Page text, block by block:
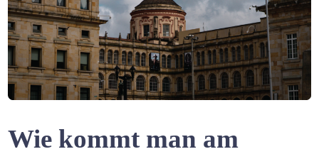
Wie kommt man am